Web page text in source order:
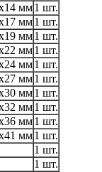
мм1 шт.
мм1 шт.
мм1 шт.
мм1 шт.
мм1 шт.
мм1 шт.
мм1 шт.
мм1 шт.
мм1 шт.
мм1 шт.
1 шт.
1 шт.